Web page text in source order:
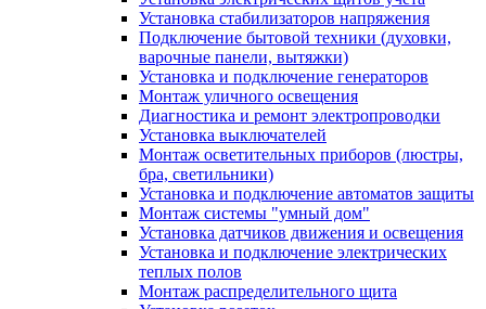
Установка стабилизаторов напряжения
Подключение бытовой техники (духовки,
варочные панели, вытяжки)
Установка и подключение генераторов
Монтаж уличного освещения
Диагностика и ремонт электропроводки
Установка выключателей
Монтаж осветительных приборов (люстры,
бра, светильники)
Установка и подключение автоматов защиты
Монтаж системы "умный дом"
Установка датчиков движения и освещения
Установка и подключение электрических
теплых полов
Монтаж распределительного щита